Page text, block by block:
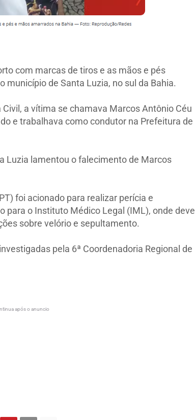
com marcas de tiros e as mãos e pés
município de Santa Luzia, no sul da Bahia.
a vítima se chamava Marcos Antônio Céu
e trabalhava como condutor na Prefeitura de
Luzia lamentou o falecimento de Marcos
foi acionado para realizar perícia e
para o Instituto Médico Legal (IML), onde deve
sobre velório e sepultamento.
pela 6ª Coordenadoria Regional de
após o anuncio